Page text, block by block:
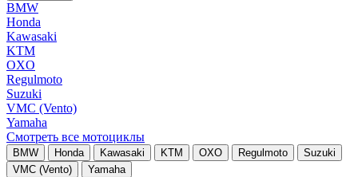
BMW
Honda
Kawasaki
KTM
OXO
Regulmoto
Suzuki
VMC (Vento)
Yamaha
Смотреть все мотоциклы
BMW Honda Kawasaki KTM OXO Regulmoto
Suzuki
VMC (Vento)
Yamaha